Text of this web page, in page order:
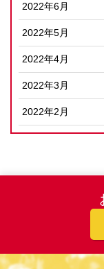
2022年6月
2022年5月
2022年4月
2022年3月
2022年2月